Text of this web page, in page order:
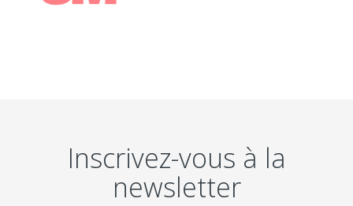
Inscrivez-vous à la
newsletter